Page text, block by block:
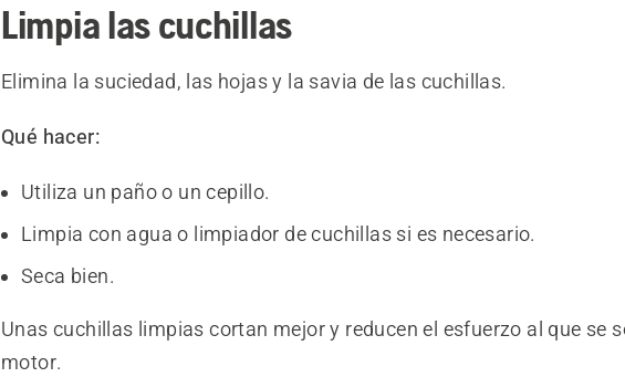
Limpia las cuchillas
Elimina la suciedad, las hojas y la savia de las cuchillas.
Qué hacer:
Utiliza un paño o un cepillo.
Limpia con agua o limpiador de cuchillas si es necesario.
Seca bien.
Unas cuchillas limpias cortan mejor y reducen el esfuerzo al que se
motor.